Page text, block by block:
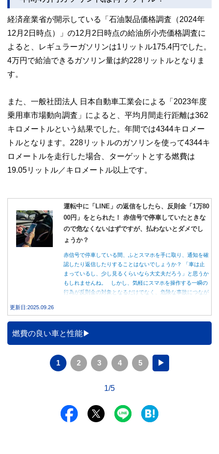
経済産業省が開示している「石油製品価格調査（2024年
12月2日時点）」の12月2日時点の給油所小売価格調査に
よると、レギュラーガソリンは1リットル175.4円でした。
4万円で給油できるガソリン量は約228リットルとなりま
す。
また、一般社団法人 日本自動車工業会による「2023年度
乗用車市場動向調査」によると、平均月間走行距離は362
キロメートルという結果でした。年間では4344キロメー
トルとなります。228リットルのガソリンを使って4344キ
ロメートルを走行した場合、ターゲットとする燃費は
19.05リットル／キロメートル以上です。
運転中に「LINE」の返信をしたら、反則金「1万80
00円」をとられた！ 赤信号で停車していたときな
ので危なくないはずですが、払わないとダメでし
ょうか？
赤信号で停車している間、ふとスマホを手に取り、通知を確
認したり返信したりすることはないでしょうか？ 「車は止
まっているし、少し見るくらいなら大丈夫だろう」と思うか
もしれませんね。 しかし、気軽にスマホを操作する一瞬の
行為が反則金の対象となるだけでなく、危険な事故につなが
更新日:2025.09.26
燃費の良い車と性能
1 2 3 4 5 ▶
1/5